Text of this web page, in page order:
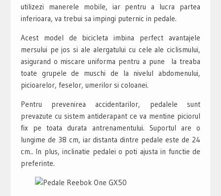
utilizezi manerele mobile, iar pentru a lucra partea
inferioara, va trebui sa impingi puternic in pedale.
Acest model de bicicleta imbina perfect avantajele
mersului pe jos si ale alergatului cu cele ale ciclismului,
asigurand o miscare uniforma pentru a pune la treaba
toate grupele de muschi de la nivelul abdomenului,
picioarelor, feselor, umerilor si coloanei.
Pentru prevenirea accidentarilor, pedalele sunt
prevazute cu sistem antiderapant ce va mentine piciorul
fix pe toata durata antrenamentului. Suportul are o
lungime de 38 cm, iar distanta dintre pedale este de 24
cm.. In plus, inclinatie pedalei o poti ajusta in functie de
preferinte.